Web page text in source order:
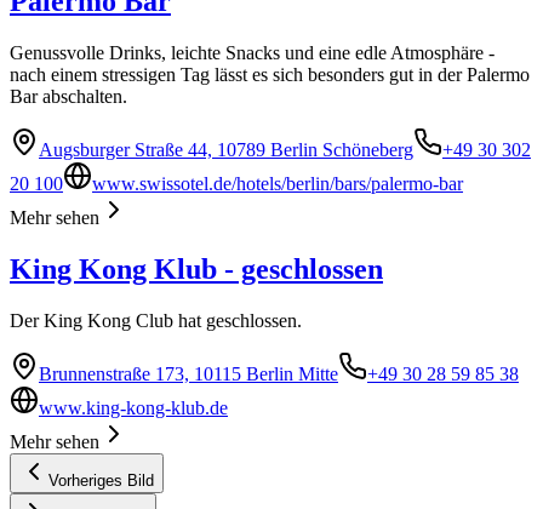
Genussvolle Drinks, leichte Snacks und eine edle Atmosphäre -
nach einem stressigen Tag lässt es sich besonders gut in der Palermo
Bar abschalten.
Augsburger Straße 44, 10789 Berlin Schöneberg
+49 30 302
20 100
www.swissotel.de/hotels/berlin/bars/palermo-bar
Mehr sehen
King Kong Klub - geschlossen
Der King Kong Club hat geschlossen.
Brunnenstraße 173, 10115 Berlin Mitte
+49 30 28 59 85 38
www.king-kong-klub.de
Mehr sehen
Vorheriges Bild